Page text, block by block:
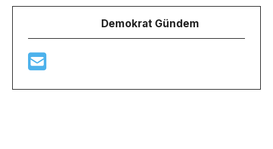
Demokrat Gündem